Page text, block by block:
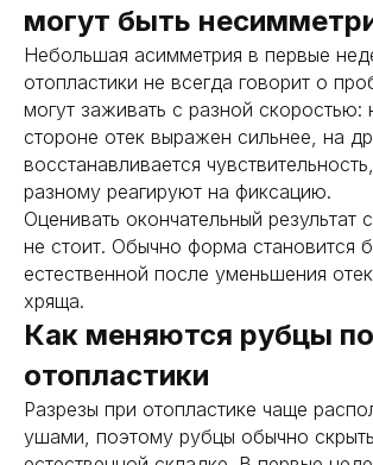
могут быть
Небольшая асимметрия в первые
отопластики не всегда говорит о
могут заживать с разной скоростью:
стороне отек выражен сильнее, на
восстанавливается
разному реагируют на фиксацию.
Оценивать окончательный результат
не стоит. Обычно форма становится
естественной после уменьшения
хряща.
Как меняются рубцы
отопластики
Разрезы при отопластике чаще
ушами, поэтому рубцы обычно